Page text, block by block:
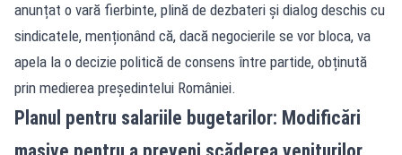
anunțat o vară fierbinte, plină de dezbateri și dialog deschis cu
sindicatele, menționând că, dacă negocierile se vor bloca, va
apela la o decizie politică de consens între partide, obținută
prin medierea președintelui României.
Planul pentru salariile bugetarilor: Modificări